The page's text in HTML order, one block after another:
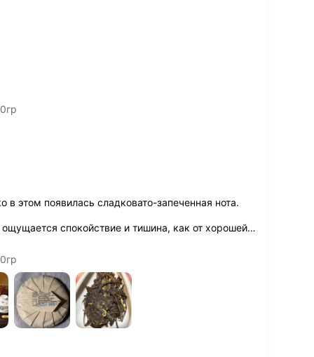
этом появилась сладковато-запеченная нота.
спокойствие и тишина, как от хорошей…